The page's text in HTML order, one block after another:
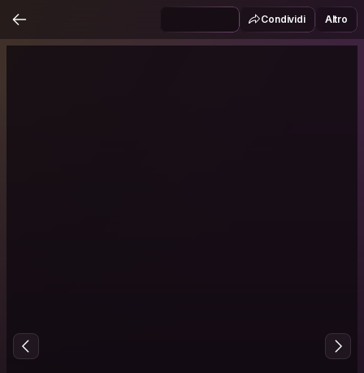
Condividi Altro